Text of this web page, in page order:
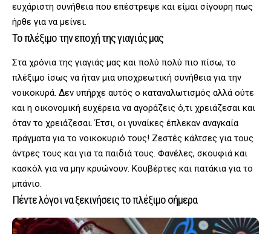
ευχάριστη συνήθεια που επέστρεψε και είμαι σίγουρη πως
ήρθε για να μείνει.
Το πλέξιμο την εποχή της γιαγιάς μας
Στα χρόνια της γιαγιάς μας και πολύ πολύ πιο πίσω, το
πλέξιμο ίσως να ήταν μια υποχρεωτική συνήθεια για την
νοικοκυρά. Δεν υπήρχε αυτός ο καταναλωτισμός αλλά ούτε
και η οικονομική ευχέρεια να αγοράζεις ό,τι χρειάζεσαι και
όταν το χρειάζεσαι. Έτσι, οι γυναίκες έπλεκαν αναγκαία
πράγματα για το νοικοκυριό τους! Ζεστές κάλτσες για τους
άντρες τους και για τα παιδιά τους. Φανέλες, σκουφιά και
κασκόλ για να μην κρυώνουν. Κουβέρτες και πατάκια για το
μπάνιο.
Πέντε λόγοι να ξεκινήσεις το πλέξιμο σήμερα